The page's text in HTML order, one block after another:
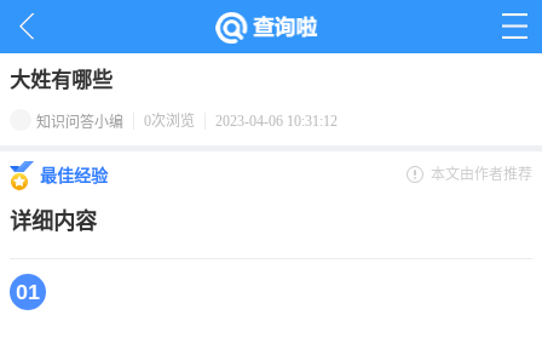
首页 >名字百科
大姓有哪些
知识问答小编 0次浏览 2023-04-06 10:31:12
最佳经验 本文由作者推荐
详细内容
01